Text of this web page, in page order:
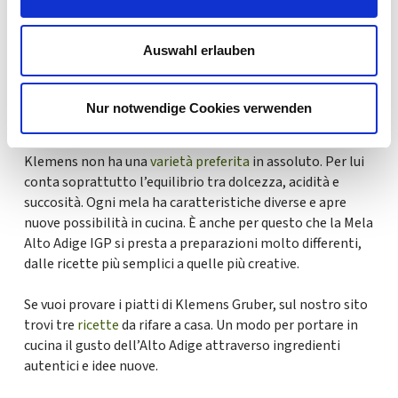
Auswahl erlauben
Nur notwendige Cookies verwenden
*= campi obbligatori
“La mela è uno degli ingredienti più versatili che abbiamo
a emergere nelle sue ricette. La Mela Alto
Adige IGP porta freschezza, una piacevole acidità e una
dolcezza naturale che si abbina bene a erbe aromatiche,
spezie e ingredienti regionali.
Klemens non ha unavarietà preferita in assoluto. Per lui
conta soprattutto l’equilibrio tra dolcezza, acidità e
succosità. Ogni mela ha caratteristiche diverse e apre
nuove possibilità in cucina. È anche per questo che la Mela
Alto Adige IGP si presta a preparazioni molto differenti,
dalle ricette più semplici a quelle più creative.
Se vuoi provare i piatti di Klemens Gruber, sul nostro sito
trovi tre ricetteda rifare a casa. Un modo per portare in
cucina il gusto dell’Alto Adige attraverso ingredienti
autentici e idee nuove.